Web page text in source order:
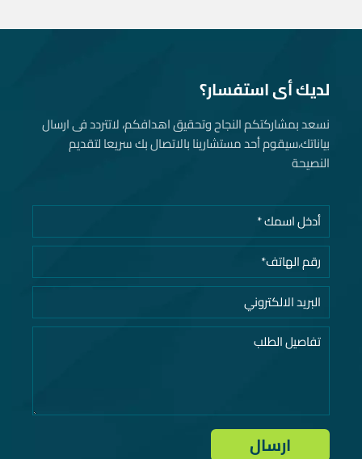
لديك أى استفسار؟
نسعد بمشاركتكم النجاح وتحقيق اهدافكم، لاتتردد فى ارسال
بياناتك، سيقوم أحد مستشارينا بالاتصال بك سريعا لتقديم
النصيحة